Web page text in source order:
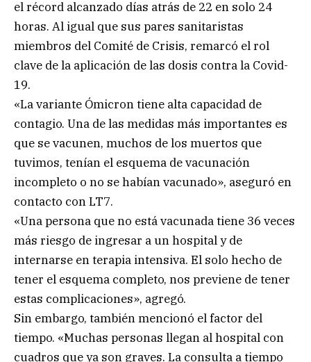
el récord alcanzado días atrás de 22 en solo 24
horas. Al igual que sus pares sanitaristas
miembros del Comité de Crisis, remarcó el rol
clave de la aplicación de las dosis contra la Covid-
19.
«La variante Ómicron tiene alta capacidad de
contagio. Una de las medidas más importantes es
que se vacunen, muchos de los muertos que
tuvimos, tenían el esquema de vacunación
incompleto o no se habían vacunado», aseguró en
contacto con LT7.
«Una persona que no está vacunada tiene 36 veces
más riesgo de ingresar a un hospital y de
internarse en terapia intensiva. El solo hecho de
tener el esquema completo, nos previene de tener
estas complicaciones», agregó.
Sin embargo, también mencionó el factor del
tiempo. «Muchas personas llegan al hospital con
cuadros que ya son graves. La consulta a tiempo